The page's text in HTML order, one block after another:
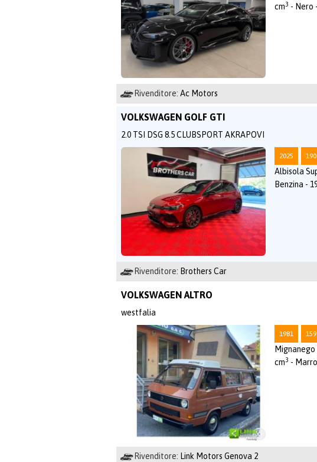
cm3 - Nero
Rivenditore: Ac Motors
VOLKSWAGEN GOLF GTI
2.0 TSI DSG 8.5 CLUBSPORT AKRAPOVI
2025
Albisola
Benzina -
Rivenditore: Brothers Car
VOLKSWAGEN ALTRO
westfalia
1981
cm3 -
Rivenditore: Link Motors Genova 2